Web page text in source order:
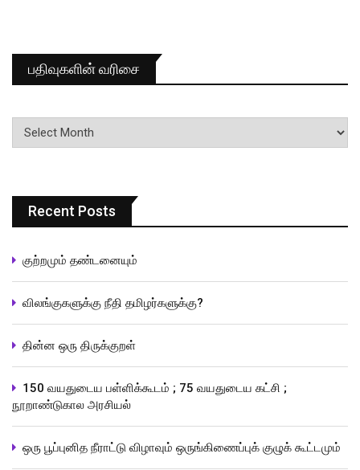
பதிவுகளின் வரிசை
பதிவுகளின்
வரிசை
Recent Posts
குற்றமும் தண்டனையும்
விலங்குகளுக்கு நீதி தமிழர்களுக்கு?
தின்ன ஒரு திருக்குறள்
150 வயதுடைய பள்ளிக்கூடம் ; 75 வயதுடைய கட்சி ;
நூறாண்டுகால அரசியல்
ஒரு பூப்புனித நீராட்டு விழாவும் ஒருங்கிணைப்புக் குழுக் கூட்டமும்